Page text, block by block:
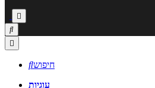



חיפוש
עוגיות